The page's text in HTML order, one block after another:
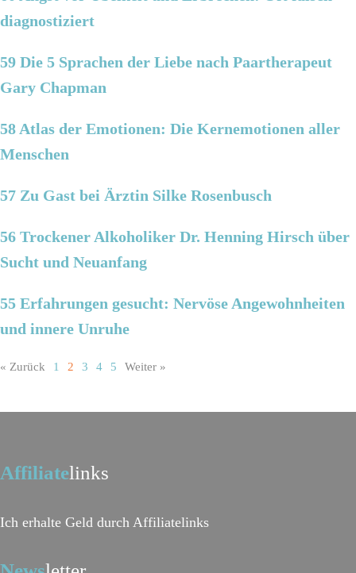
diagnostiziert
59 Die 5 Sprachen der Liebe nach Paartherapeut
Gary Chapman
58 Atlas der Emotionen: Die Kernemotionen aller
Menschen
57 Zu Gast bei Ärztin Silke Rosenbusch
56 Trockener Alkoholiker Dr. Henning Hirsch über
Sucht und Neuanfang
55 Erfahrungen gesucht: Nervöse Angewohnheiten
und innere Unruhe
« Zurück 1 2 3 4 5 Weiter »
Affiliatelinks
Ich erhalte Geld durch Affiliatelinks